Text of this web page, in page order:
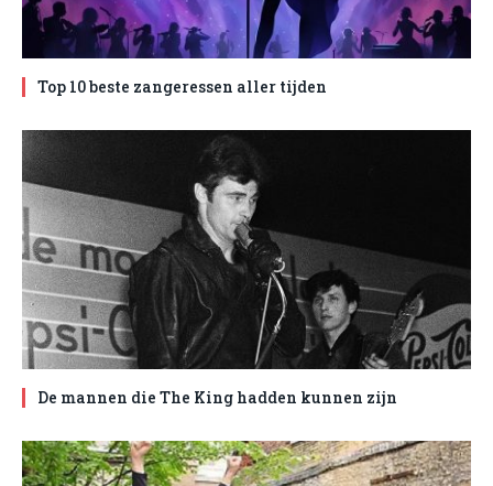
Top 10 beste zangeressen aller tijden
De mannen die The King hadden kunnen zijn